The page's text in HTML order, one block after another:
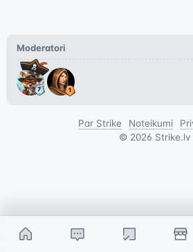
Moderatori
Par Strike Noteikumi
© 2026 Strike.lv